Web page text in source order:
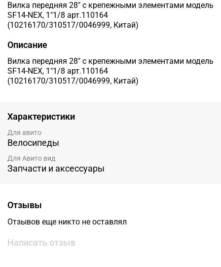
Вилка передняя 28" с крепежными элементами модель
SF14-NEX, 1"1/8 арт.110164
(10216170/310517/0046999, Китай)
Описание
Вилка передняя 28" с крепежными элементами модель
SF14-NEX, 1"1/8 арт.110164
(10216170/310517/0046999, Китай)
Характеристики
Для авито
Велосипеды
Для Авито вид
Запчасти и аксессуары
Отзывы
Отзывов еще никто не оставлял
Написать отзыв